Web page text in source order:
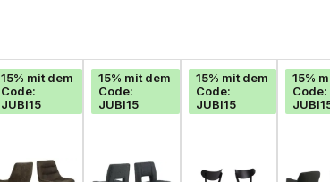
15% mit dem
Code:
JUBI15
15% mit dem
Code:
JUBI15
15% mit dem
Code:
JUBI15
15%
Code: